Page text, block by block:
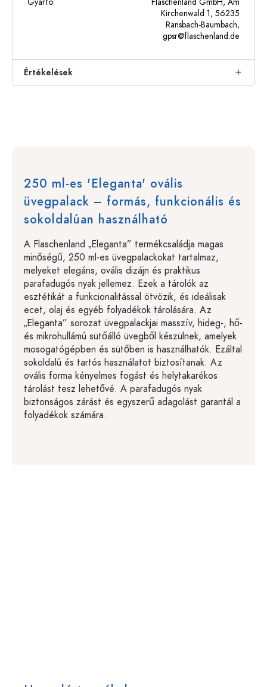
Kirchenwald 1, 56235
Ransbach-Baumbach,
gpsr@flaschenland.de
Értékelések
250 ml-es 'Eleganta' ovális
üvegpalack – formás, funkcionális és
sokoldalúan használható
A Flaschenland „Eleganta” termékcsaládja magas
minőségű, 250 ml-es üvegpalackokat tartalmaz,
melyeket elegáns, ovális dizájn és praktikus
parafadugós nyak jellemez. Ezek a tárolók az
esztétikát a funkcionalitással ötvözik, és ideálisak
ecet, olaj és egyéb folyadékok tárolására. Az
„Eleganta” sorozat üvegpalackjai masszív, hideg-, hő-
és mikrohullámú sütőálló üvegből készülnek, amelyek
mosogatógépben és sütőben is használhatók. Ezáltal
sokoldalú és tartós használatot biztosítanak. Az
ovális forma kényelmes fogást és helytakarékos
tárolást tesz lehetővé. A parafadugós nyak
biztonságos zárást és egyszerű adagolást garantál a
folyadékok számára.